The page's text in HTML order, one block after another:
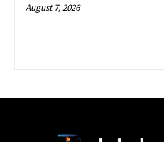
August 7, 2026